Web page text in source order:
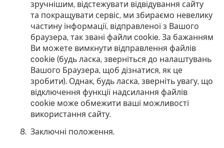
зручнішим, відстежувати відвідування сайту
та покращувати сервіс, ми збираємо невелику
частину інформації, відправленої з Вашого
браузера, так звані файли cookie. За бажанням
Ви можете вимкнути відправлення файлів
cookie (будь ласка, зверніться до налаштувань
Вашого Браузера, щоб дізнатися, як це
зробити). Однак, будь ласка, зверніть увагу, що
відключення функції надсилання файлів
cookie може обмежити ваші можливості
використання сайту.
Заключні положення.